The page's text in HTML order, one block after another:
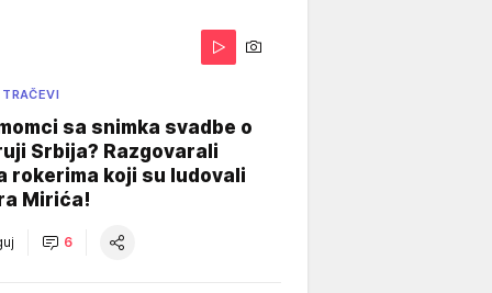
sa snimka svadbe o
Srbija? Razgovarali
rokerima koji su ludovali
Mirića!
6